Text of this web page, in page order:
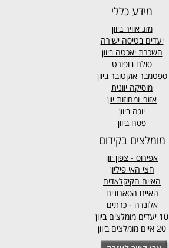
מידע כללי
מזג אוויר ביוון
יעדים בטיסה ישירה
השכרת יאכטה ביוון
סולם בופורט
ספטמבר אוקטובר ביוון
מוסיקה יוונית
אזורי ומחוזות יוון
יוגה ביוון
פסח ביוון
מומלצים בקידום
אפירוס - צפון יוון
חצי האי פיליון
האיים הקיקלאדים
האיים הסארונים
אלונדה - כרתים
10 יעדים מומלצים ביוון
20 איים מומלצים ביוון